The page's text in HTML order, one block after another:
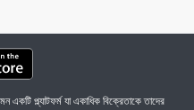
প্ল্যাটফর্ম যা একাধিক বিক্রেতাকে তাদের